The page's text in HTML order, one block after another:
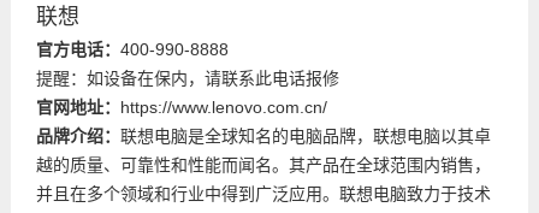
联想
官方电话： 400-990-8888
提醒：如设备在保内，请联系此电话报修
官网地址： https://www.lenovo.com.cn/
品牌介绍： 联想电脑是全球知名的电脑品牌，联想电脑以其卓
越的质量、可靠性和性能而闻名。其产品在全球范围内销售，
并且在多个领域和行业中得到广泛应用。联想电脑致力于技术